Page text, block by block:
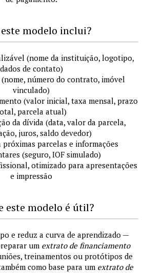
modelo inclui?
(nome da instituição, logotipo,
dados de contato)
número do contrato, imóvel
vinculado)
(valor inicial, taxa mensal, prazo
parcela atual)
da dívida (data, valor da parcela,
juros, saldo devedor)
próximas parcelas e informações
(seguro, IOF simulado)
otimizado para apresentações
e impressão
este modelo é útil?
e reduz a curva de aprendizado —
um extrato de financiamento
treinamentos ou protótipos de
como base para um extrato de